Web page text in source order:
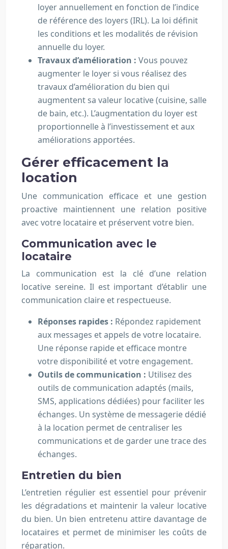
loyer annuellement en fonction de l’indice
de référence des loyers (IRL). La loi définit
les conditions et les modalités de révision
annuelle du loyer.
Travaux d’amélioration : Vous pouvez
augmenter le loyer si vous réalisez des
travaux d’amélioration du bien qui
augmentent sa valeur locative (cuisine, salle
de bain, etc.). L’augmentation du loyer est
proportionnelle à l’investissement et aux
améliorations apportées.
Gérer efficacement la
location
Une communication efficace et une gestion
proactive maintiennent une relation positive
avec votre locataire et préservent votre bien.
Communication avec le
locataire
La communication est la clé d’une relation
locative sereine. Il est important d’établir une
communication claire et respectueuse.
Réponses rapides : Répondez rapidement
aux messages et appels de votre locataire.
Une réponse rapide et efficace montre
votre disponibilité et votre engagement.
Outils de communication : Utilisez des
outils de communication adaptés (mails,
SMS, applications dédiées) pour faciliter les
échanges. Un système de messagerie dédié
à la location permet de centraliser les
communications et de garder une trace des
échanges.
Entretien du bien
L’entretien régulier est essentiel pour prévenir
les dégradations et maintenir la valeur locative
du bien. Un bien entretenu attire davantage de
locataires et permet de minimiser les coûts de
réparation.